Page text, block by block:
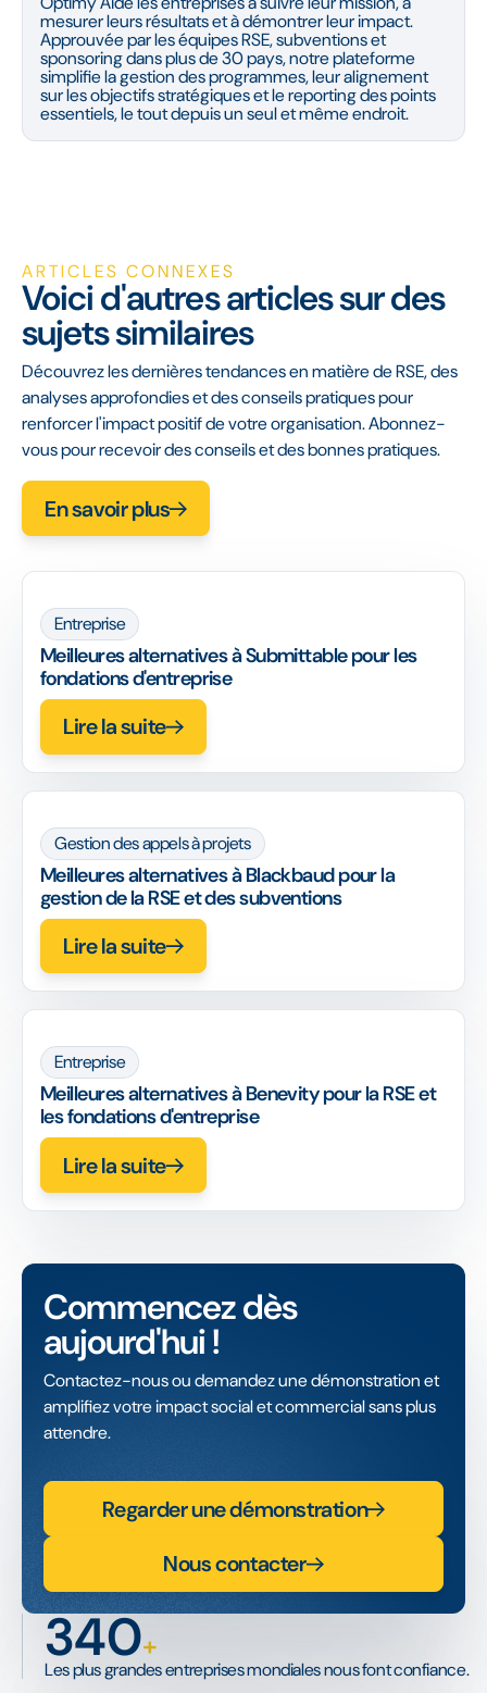
mesurer leurs résultats et à démontrer leur impact.
Approuvée par les équipes RSE, subventions et
sponsoring dans plus de 30 pays, notre plateforme
simplifie la gestion des programmes, leur alignement
sur les objectifs stratégiques et le reporting des points
essentiels, le tout depuis un seul et même endroit.
ARTICLES CONNEXES
Voici d'autres articles sur des
sujets similaires
Découvrez les dernières tendances en matière de RSE, des
analyses approfondies et des conseils pratiques pour
renforcer l'impact positif de votre organisation. Abonnez-
vous pour recevoir des conseils et des bonnes pratiques.
En savoir plus
Entreprise
Meilleures alternatives à Submittable pour les
fondations d'entreprise
Lire la suite
Gestion des appels à projets
Meilleures alternatives à Blackbaud pour la
gestion de la RSE et des subventions
Lire la suite
Entreprise
Meilleures alternatives à Benevity pour la RSE et
les fondations d'entreprise
Lire la suite
Commencez dès
aujourd'hui !
Contactez-nous ou demandez une démonstration et
amplifiez votre impact social et commercial sans plus
attendre.
Regarder une démonstration
Nous contacter
340+
Les plus grandes entreprises mondiales nous font confiance.